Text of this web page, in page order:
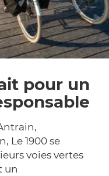
pour un
Le 1900 se
voies vertes
un